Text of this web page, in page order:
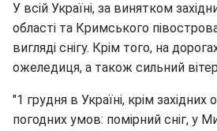
У всій Україні, за винятком
області та Кримського
вигляді снігу. Крім того, на
ожеледиця, а також сильний
"1 грудня в Україні, крім західних
погодних умов: помірний сніг, у